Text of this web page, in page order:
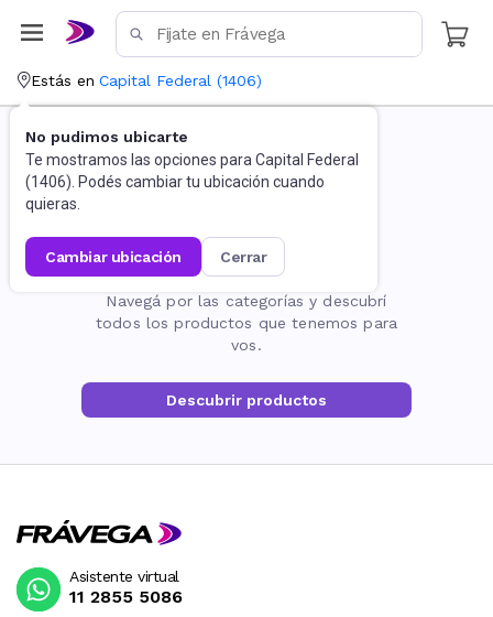
Estás en Capital Federal (1406)
No pudimos ubicarte
Te mostramos las opciones para Capital Federal
(1406). Podés cambiar tu ubicación cuando
quieras.
cambiar ubicación cerrar
La página no existe
Navegá por las categorías y descubrí
todos los productos que tenemos para
vos.
Descubrir productos
Asistente virtual
11 2855 5086